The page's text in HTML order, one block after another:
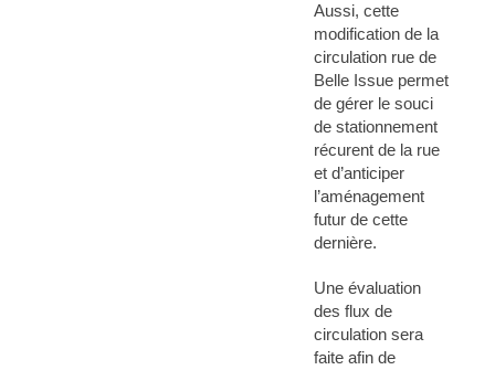
Aussi, cette
modification de la
circulation rue de
Belle Issue permet
de gérer le souci
de stationnement
récurent de la rue
et d’anticiper
l’aménagement
futur de cette
dernière.
Une évaluation
des flux de
circulation sera
faite afin de